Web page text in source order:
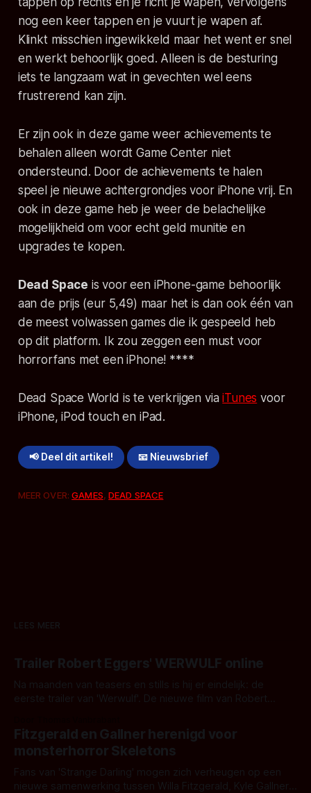
nog een keer tappen en je vuurt je wapen af.
Klinkt misschien ingewikkeld maar het went er snel
en werkt behoorlijk goed. Alleen is de besturing
iets te langzaam wat in gevechten wel eens
frustrerend kan zijn.
Er zijn ook in deze game weer achievements te
behalen alleen wordt Game Center niet
ondersteund. Door de achievements te halen
speel je nieuwe achtergrondjes voor iPhone vrij. En
ook in deze game heb je weer de belachelijke
mogelijkheid om voor echt geld munitie en
upgrades te kopen.
Dead Space is voor een iPhone-game behoorlijk
aan de prijs (eur 5,49) maar het is dan ook één van
de meest volwassen games die ik gespeeld heb
op dit platform. Ik zou zeggen een must voor
horrorfans met een iPhone! ****
Dead Space World is te verkrijgen viaiTunes voor
iPhone, iPod touch en iPad.
📢 Deel dit artikel! 📧 Nieuwsbrief
MEER OVER:GAMES,DEAD SPACE
LEES MEER
Trailer Robert Eggers' WERWULF online
Na maanden van teasers en stills is hij er eindelijk: de
eerste trailer van 'Werwulf'. De nieuwe film van Robert
kille stijl vol folklore en mythe. Het topic deze keer is (kon
het het al raden?)... de weerwolf. Kijk je mee?
Fitzgerald en Gallner herenigd voor
monsterhorror Skeletons
Fans van 'Strange Darling' mogen zich verheugen op een
nieuwe samenwerking tussen Willa Fitzgerald, Kyle Gallner